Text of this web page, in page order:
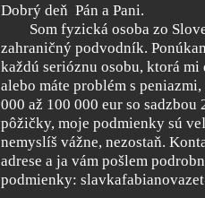
Dobrý deň Pán a Pani.
Som fyzická osoba zo
zahraničný podvodník.
každú serióznu osobu, ktorá
alebo máte problém s
000 až 100 000 eur so
pôžičky, moje podmienky sú
nemyslíš vážne, nezostaň.
adrese a ja vám pošlem
podmienky: